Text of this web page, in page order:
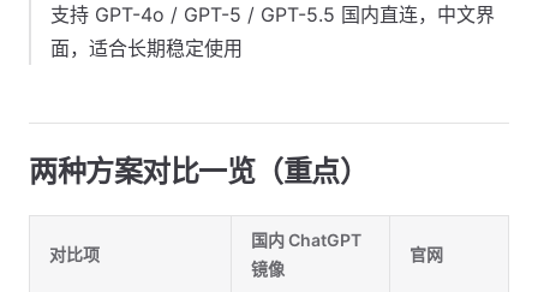
支持 GPT-4o / GPT-5 / GPT-5.5 国内直连，中文界
面，适合长期稳定使用
两种方案对比一览（重点） ​
对比项
国内 ChatGPT
镜像
官网